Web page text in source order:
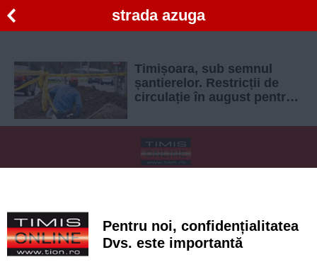
strada azuga
Timișoara, sub semnul
șantierelor. Restricții de
circulație în august pentru
Politica de confidentialitate
Regulament postare și moderare comentarii
Pentru noi, confidențialitatea
Dvs. este importantă